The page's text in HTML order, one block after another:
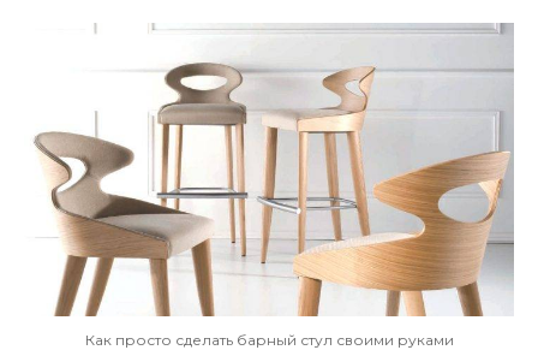
Как просто сделать барный стул своими руками